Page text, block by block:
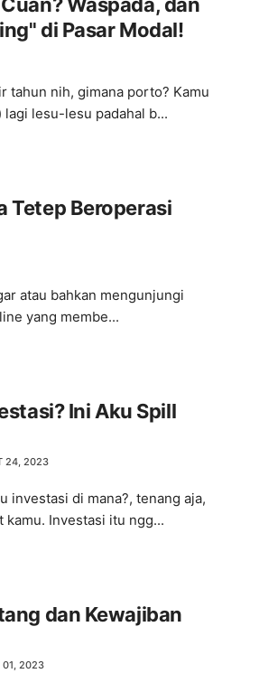
di Pasar Modal!
tahun nih, gimana porto? Kamu
lagi lesu-lesu padahal b...
Tetep Beroperasi
atau bahkan mengunjungi
yang membe...
Ini Aku Spill
24, 2023
investasi di mana?, tenang aja,
kamu. Investasi itu ngg...
dan Kewajiban
01, 2023